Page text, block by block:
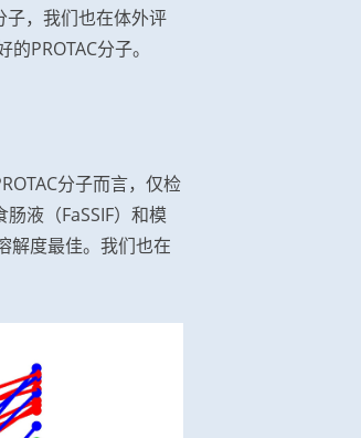
子，我们也在体外评
PROTAC分子。
分子而言，仅检
液（FaSSIF）和模
解度最佳。我们也在